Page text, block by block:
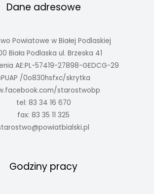
Dane adresowe
Powiatowe w Białej Podlaskiej
Biała Podlaska ul. Brzeska 41
AE:PL-57419-27898-GEDCG-29
/0o830hsfxc/skrytka
starostwobp
tel: 83 34 16 670
fax: 83 35 11 325
Godziny pracy